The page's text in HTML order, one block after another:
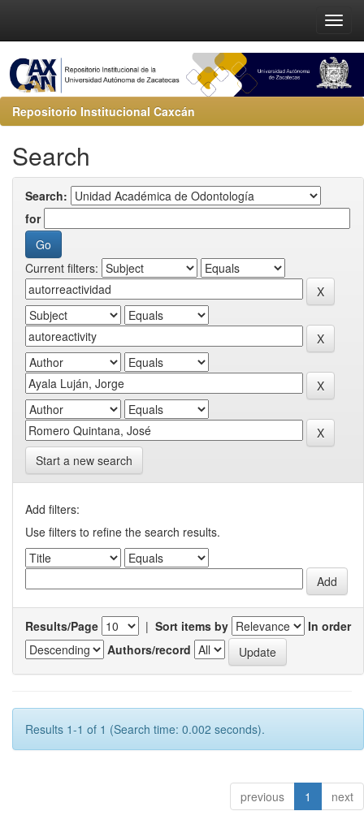
Repositorio Institucional Caxcán
Search
Search:
for
Current filters:
Start a new search
Add filters:
Use filters to refine the search results.
Results/Page | Sort items by
In order
Authors/record
Results 1-1 of 1 (Search time: 0.002 seconds).
previous 1 next